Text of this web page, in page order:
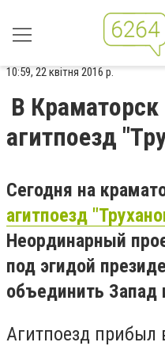
10:59, 22 квітня 2016 р.
В
агитпоезд
Сегодня на
агитпоезд
Неординарный
под эгидой
объединить Запад
Агитпоезд прибыл